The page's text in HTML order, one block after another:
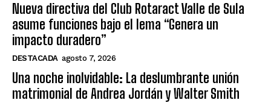
Nueva directiva del Club Rotaract Valle de Sula
asume funciones bajo el lema “Genera un
impacto duradero”
DESTACADA agosto 7, 2026
Una noche inolvidable: La deslumbrante unión
matrimonial de Andrea Jordán y Walter Smith